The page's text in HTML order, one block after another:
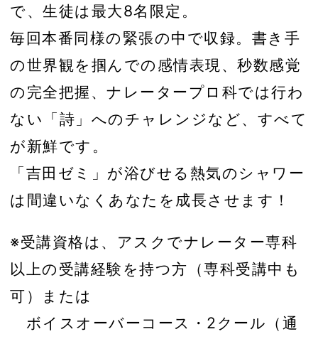
で、生徒は最大8名限定。
毎回本番同様の緊張の中で収録。書き手
の世界観を掴んでの感情表現、秒数感覚
の完全把握、ナレータープロ科では行わ
ない「詩」へのチャレンジなど、すべて
が新鮮です。
「吉田ゼミ」が浴びせる熱気のシャワー
は間違いなくあなたを成長させます！
※受講資格は、アスクでナレーター専科
以上の受講経験を持つ方（専科受講中も
可）または
ボイスオーバーコース・2クール（通